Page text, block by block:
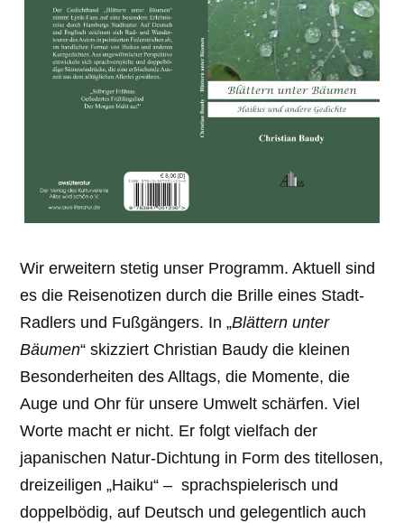
Wir erweitern stetig unser Programm. Aktuell sind
es die Reisenotizen durch die Brille eines Stadt-
Radlers und Fußgängers. In „Blättern unter
Bäumen“ skizziert Christian Baudy die kleinen
Besonderheiten des Alltags, die Momente, die
Auge und Ohr für unsere Umwelt schärfen. Viel
Worte macht er nicht. Er folgt vielfach der
japanischen Natur-Dichtung in Form des titellosen,
dreizeiligen „Haiku“ – sprachspielerisch und
doppelbödig, auf Deutsch und gelegentlich auch